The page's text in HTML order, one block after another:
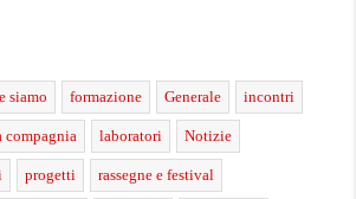
siamo formazione Generale incontri
compagnia laboratori Notizie
progetti rassegne e festival